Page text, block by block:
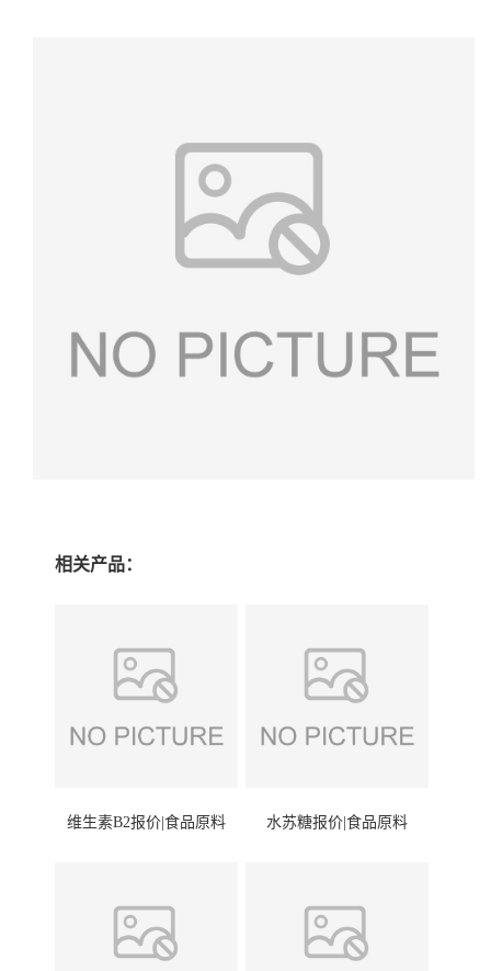
相关产品：
维生素B2报价|食品原料 水苏糖报价|食品原料